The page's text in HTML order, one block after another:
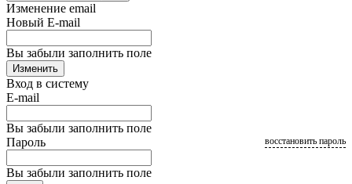
Изменение email
Новый E-mail
Вы забыли заполнить поле
Изменить
Вход в систему
E-mail
Вы забыли заполнить поле
Пароль
Вы забыли заполнить поле
восстановить пароль